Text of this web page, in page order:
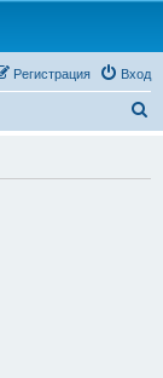
Вход
Регистрация